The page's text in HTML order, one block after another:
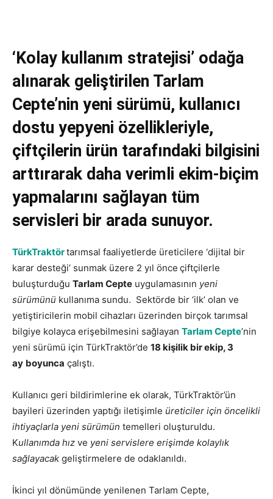
‘Kolay kullanım stratejisi’ odağa
alınarak geliştirilen Tarlam
Cepte’nin yeni sürümü, kullanıcı
dostu yepyeni özellikleriyle,
çiftçilerin ürün tarafındaki bilgisini
arttırarak daha verimli ekim-biçim
yapmalarını sağlayan tüm
servisleri bir arada sunuyor.
TürkTraktörtarımsal faaliyetlerde üreticilere ‘dijital bir
karar desteği’ sunmak üzere 2 yıl önce çiftçilerle
buluşturduğu Tarlam Cepte uygulamasının yeni
sürümünü kullanıma sundu. Sektörde bir ‘ilk’ olan ve
yetiştiricilerin mobil cihazları üzerinden birçok tarımsal
bilgiye kolayca erişebilmesini sağlayan Tarlam Cepte’nin
yeni sürümü için TürkTraktör’de 18 kişilik bir ekip, 3
ay boyunca çalıştı.
Kullanıcı geri bildirimlerine ek olarak, TürkTraktör’ün
bayileri üzerinden yaptığı iletişimle üreticiler için öncelikli
ihtiyaçlarla yeni sürümün temelleri oluşturuldu.
Kullanımda hız ve yeni servislere erişimde kolaylık
sağlayacak geliştirmelere de odaklanıldı.
İkinci yıl dönümünde yenilenen Tarlam Cepte,